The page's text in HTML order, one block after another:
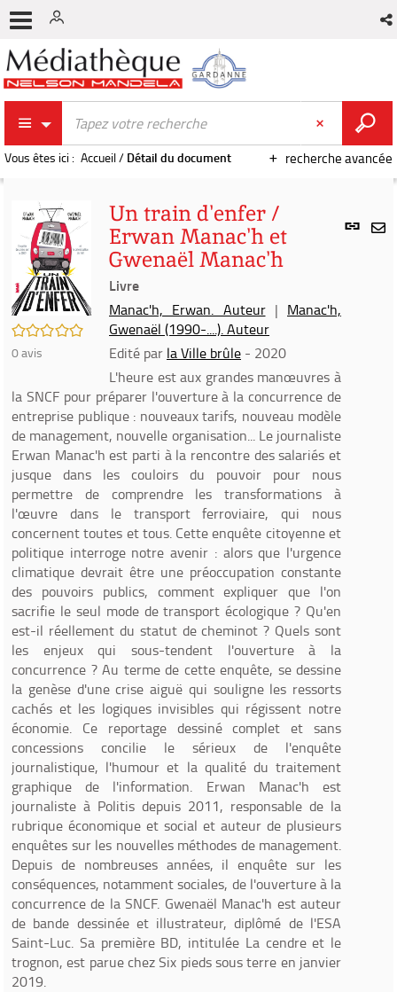
recherche avancée
Vous êtes ici : Accueil/ Détail du document
Lien
/5
0avis
Un train d'enfer /
Erwan Manac'h et
Gwenaël Manac'h
Livre
Manac'h, Erwan. Auteur| Manac'h,
Gwenaël (1990-....). Auteur
Edité par la Ville brûle - 2020
L'heure est aux grandes manœuvres à
la SNCF pour préparer l'ouverture à la concurrence de
entreprise publique : nouveaux tarifs, nouveau modèle
de management, nouvelle organisation... Le journaliste
Erwan Manac'h est parti à la rencontre des salariés et
jusque dans les couloirs du pouvoir pour nous
permettre de comprendre les transformations à
l'œuvre dans le transport ferroviaire, qui nous
concernent toutes et tous. Cette enquête citoyenne et
politique interroge notre avenir : alors que l'urgence
climatique devrait être une préoccupation constante
des pouvoirs publics, comment expliquer que l'on
sacrifie le seul mode de transport écologique ? Qu'en
est-il réellement du statut de cheminot ? Quels sont
les enjeux qui sous-tendent l'ouverture à la
concurrence ? Au terme de cette enquête, se dessine
la genèse d'une crise aiguë qui souligne les ressorts
cachés et les logiques invisibles qui régissent notre
économie. Ce reportage dessiné complet et sans
concessions concilie le sérieux de l'enquête
journalistique, l'humour et la qualité du traitement
graphique de l'information. Erwan Manac'h est
journaliste à Politis depuis 2011, responsable de la
rubrique économique et social et auteur de plusieurs
enquêtes sur les nouvelles méthodes de management.
Depuis de nombreuses années, il enquête sur les
conséquences, notamment sociales, de l'ouverture à la
concurrence de la SNCF. Gwenaël Manac'h est auteur
de bande dessinée et illustrateur, diplômé de l'ESA
Saint-Luc. Sa première BD, intitulée La cendre et le
trognon, est parue chez Six pieds sous terre en janvier
2019.